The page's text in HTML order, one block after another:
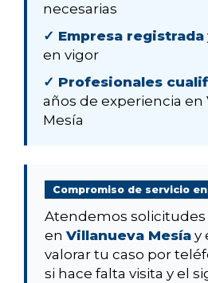
necesarias
✓ Empresa registrada
en vigor
✓ Profesionales
años de experiencia en
Mesía
Compromiso de servicio
Atendemos
en Villanueva Mesía y
valorar tu caso por
si hace falta visita y el